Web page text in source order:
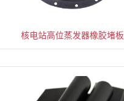
核电站高位蒸发器橡胶堵板
核电弯管
锅炉及压力容器用钢板
功能台 3
电缆卷筒
减震型金属软管
核电窥视窗
玻璃隔热防火门
低压抽出式开关柜
LED平台灯
自动扶梯人行道
支座管夹
核2级多级压力减压调节阀
防爆葫芦双梁起重机
防爆电接点双金属温度计
全自动喷淋清洗烘干机
砂浆泵
钉式锚栓